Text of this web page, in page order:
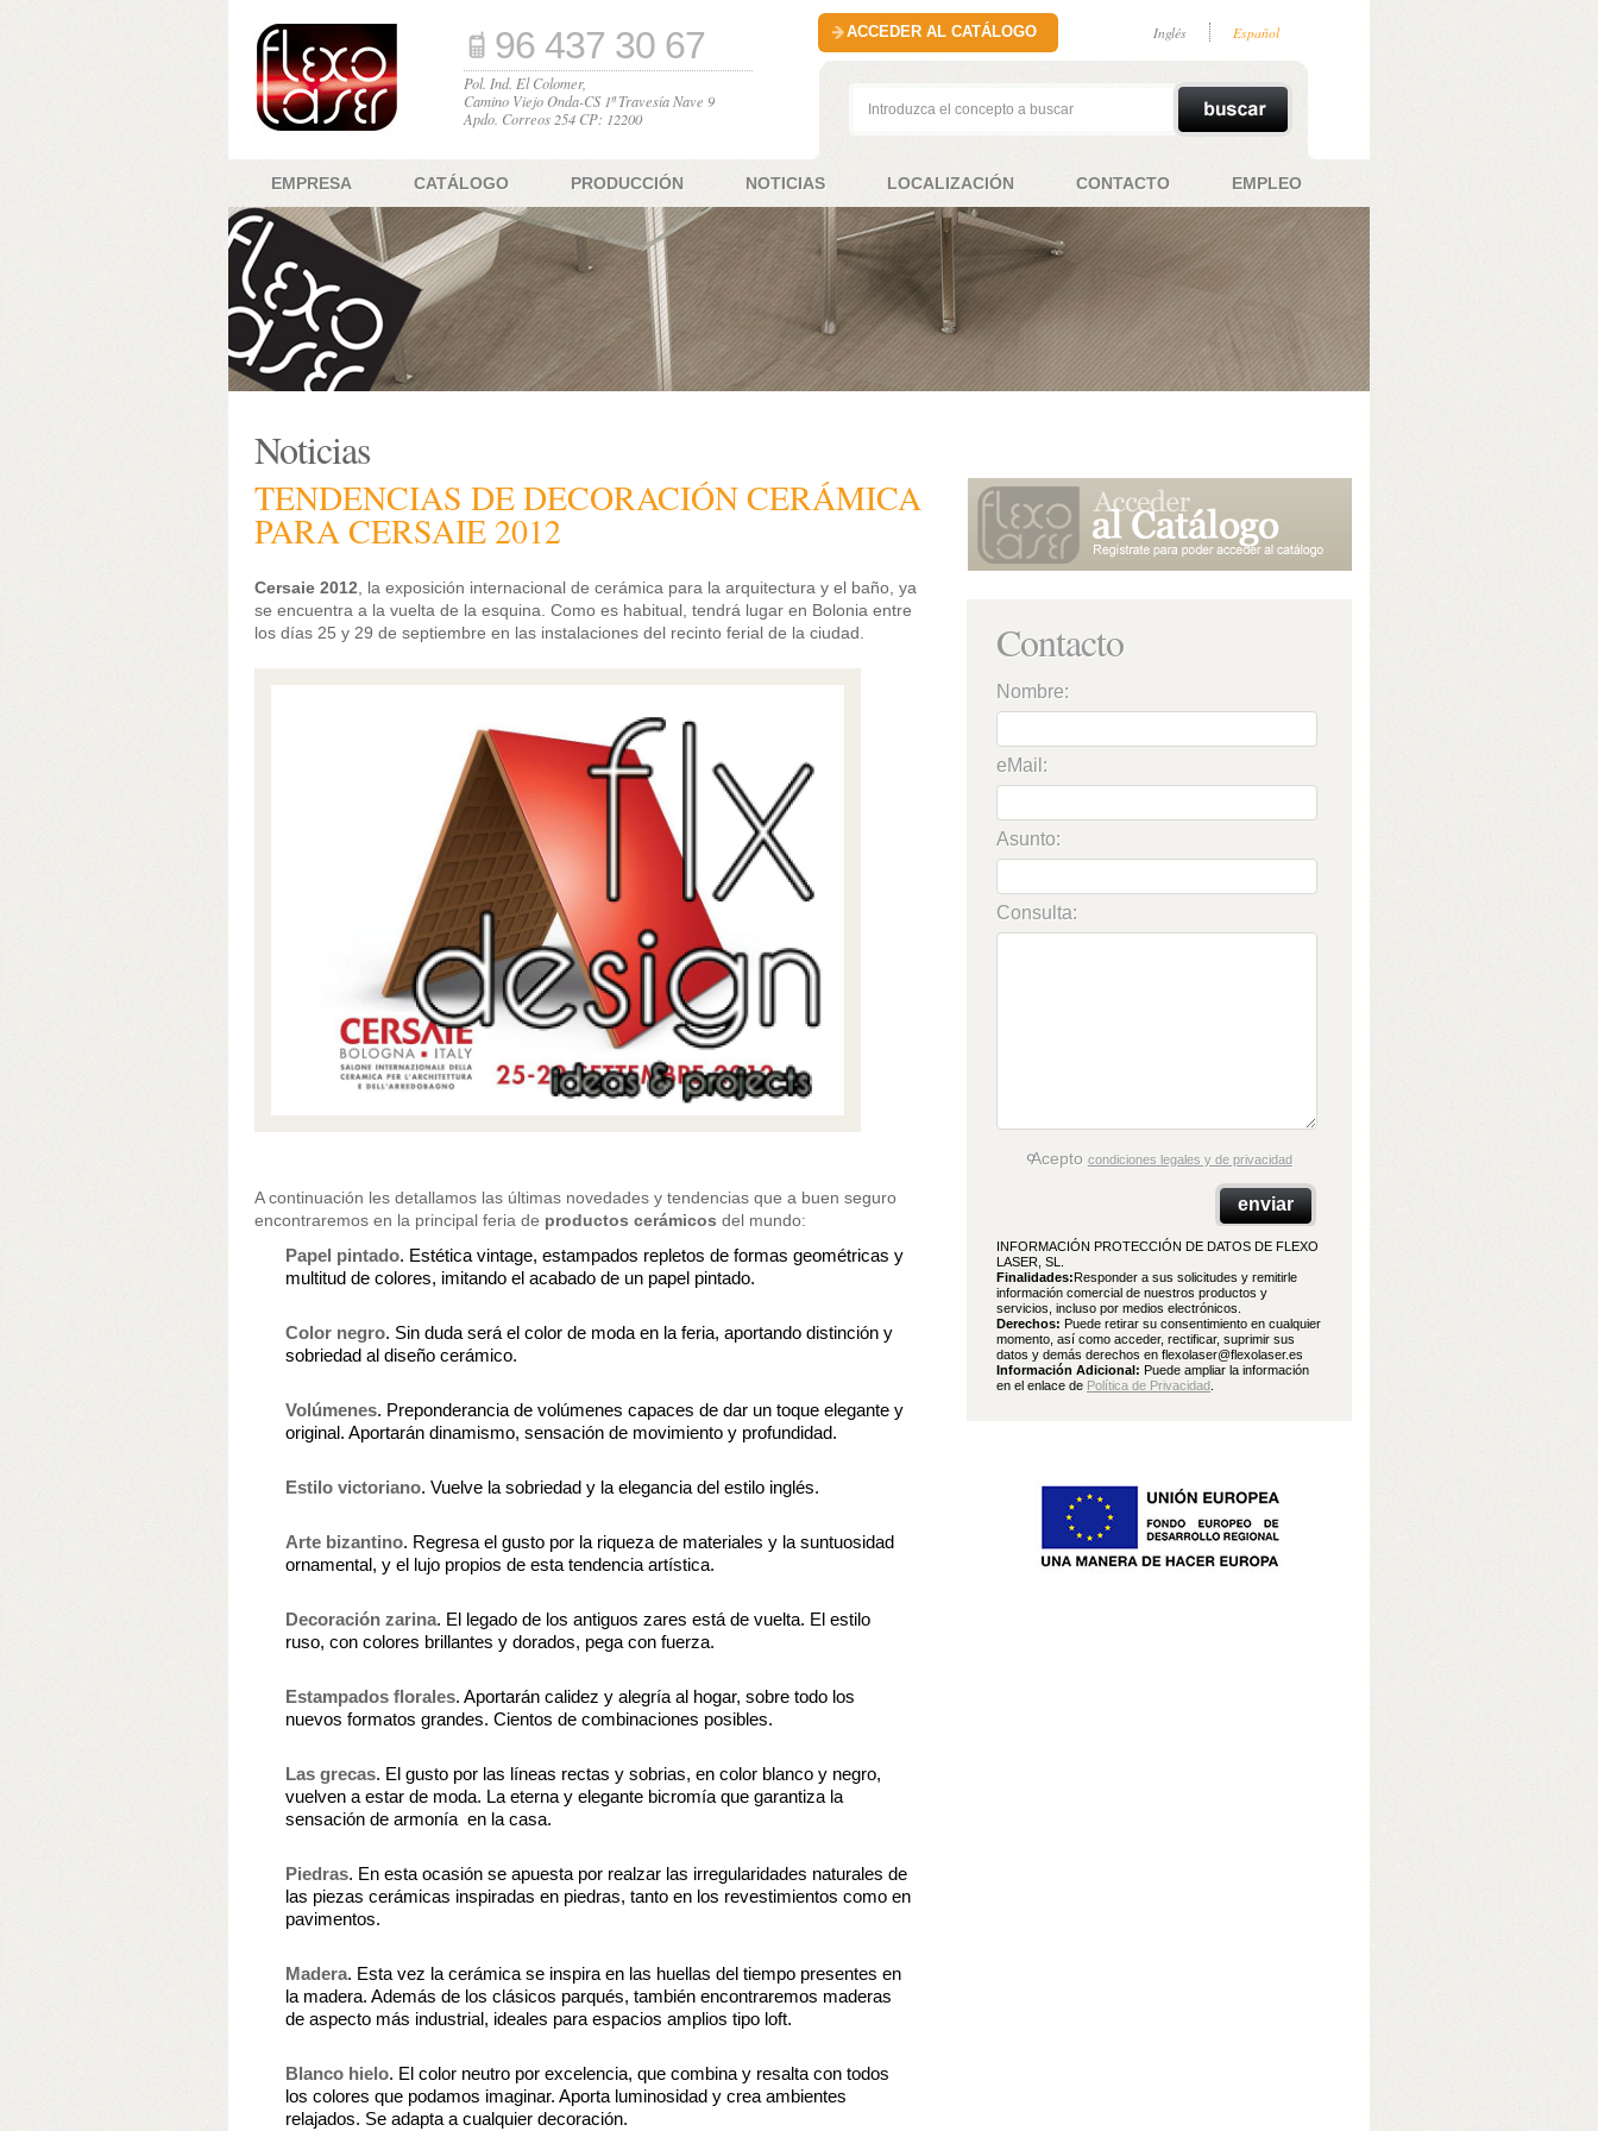
ACCEDER AL CATÁLOGO
96 437 30 67
Pol. Ind. El Colomer,
Camino Viejo Onda-CS 1ª Travesía Nave 9
Apdo. Correos 254 CP: 12200
Inglés Español
EMPRESA CATÁLOGO PRODUCCIÓN NOTICIAS LOCALIZACIÓN CONTACTO EMPLEO
Noticias
TENDENCIAS DE DECORACIÓN CERÁMICA
PARA CERSAIE 2012
Cersaie 2012 , la exposición internacional de cerámica para la arquitectura y el baño, ya
se encuentra a la vuelta de la esquina. Como es habitual, tendrá lugar en Bolonia entre
los días 25 y 29 de septiembre en las instalaciones del recinto ferial de la ciudad.
A continuación les detallamos las últimas novedades y tendencias que a buen seguro
encontraremos en la principal feria de productos cerámicos del mundo:
Papel pintado. Estética vintage, estampados repletos de formas geométricas y
multitud de colores, imitando el acabado de un papel pintado.
Color negro. Sin duda será el color de moda en la feria, aportando distinción y
sobriedad al diseño cerámico.
Volúmenes. Preponderancia de volúmenes capaces de dar un toque elegante y
original. Aportarán dinamismo, sensación de movimiento y profundidad.
Estilo victoriano. Vuelve la sobriedad y la elegancia del estilo inglés.
Arte bizantino. Regresa el gusto por la riqueza de materiales y la suntuosidad
ornamental, y el lujo propios de esta tendencia artística.
Decoración zarina. El legado de los antiguos zares está de vuelta. El estilo
ruso, con colores brillantes y dorados, pega con fuerza.
Estampados florales. Aportarán calidez y alegría al hogar, sobre todo los
nuevos formatos grandes. Cientos de combinaciones posibles.
Las grecas. El gusto por las líneas rectas y sobrias, en color blanco y negro,
vuelven a estar de moda. La eterna y elegante bicromía que garantiza la
sensación de armonía en la casa.
Piedras. En esta ocasión se apuesta por realzar las irregularidades naturales de
las piezas cerámicas inspiradas en piedras, tanto en los revestimientos como en
pavimentos.
Madera. Esta vez la cerámica se inspira en las huellas del tiempo presentes en
la madera. Además de los clásicos parqués, también encontraremos maderas
de aspecto más industrial, ideales para espacios amplios tipo loft.
Blanco hielo. El color neutro por excelencia, que combina y resalta con todos
los colores que podamos imaginar. Aporta luminosidad y crea ambientes
relajados. Se adapta a cualquier decoración.
Contacto
Nombre:
eMail:
Asunto:
Consulta:
Acepto condiciones legales y de privacidad
INFORMACIÓN PROTECCIÓN DE DATOS DE FLEXO
LASER, SL.
Finalidades:Responder a sus solicitudes y remitirle
información comercial de nuestros productos y
servicios, incluso por medios electrónicos.
Derechos: Puede retirar su consentimiento en cualquier
momento, así como acceder, rectificar, suprimir sus
datos y demás derechos en flexolaser@flexolaser.es
Información Adicional: Puede ampliar la información
en el enlace de Política de Privacidad